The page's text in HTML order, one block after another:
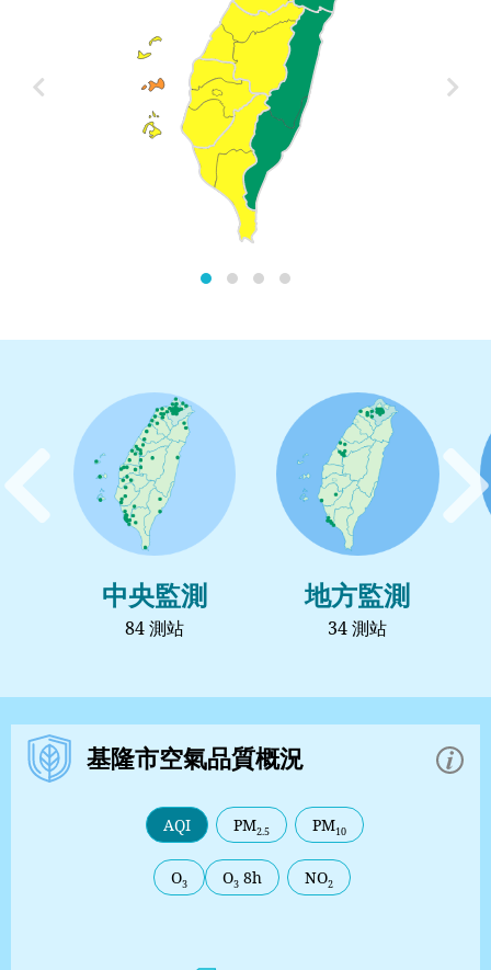
中央監測
84 測站
地方監測
34 測站
基隆市空氣品質概況
AQI PM2.5 PM10
O3 O3 8h NO2